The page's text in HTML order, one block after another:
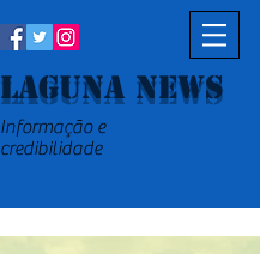
Laguna News
Informação e
credibilidade